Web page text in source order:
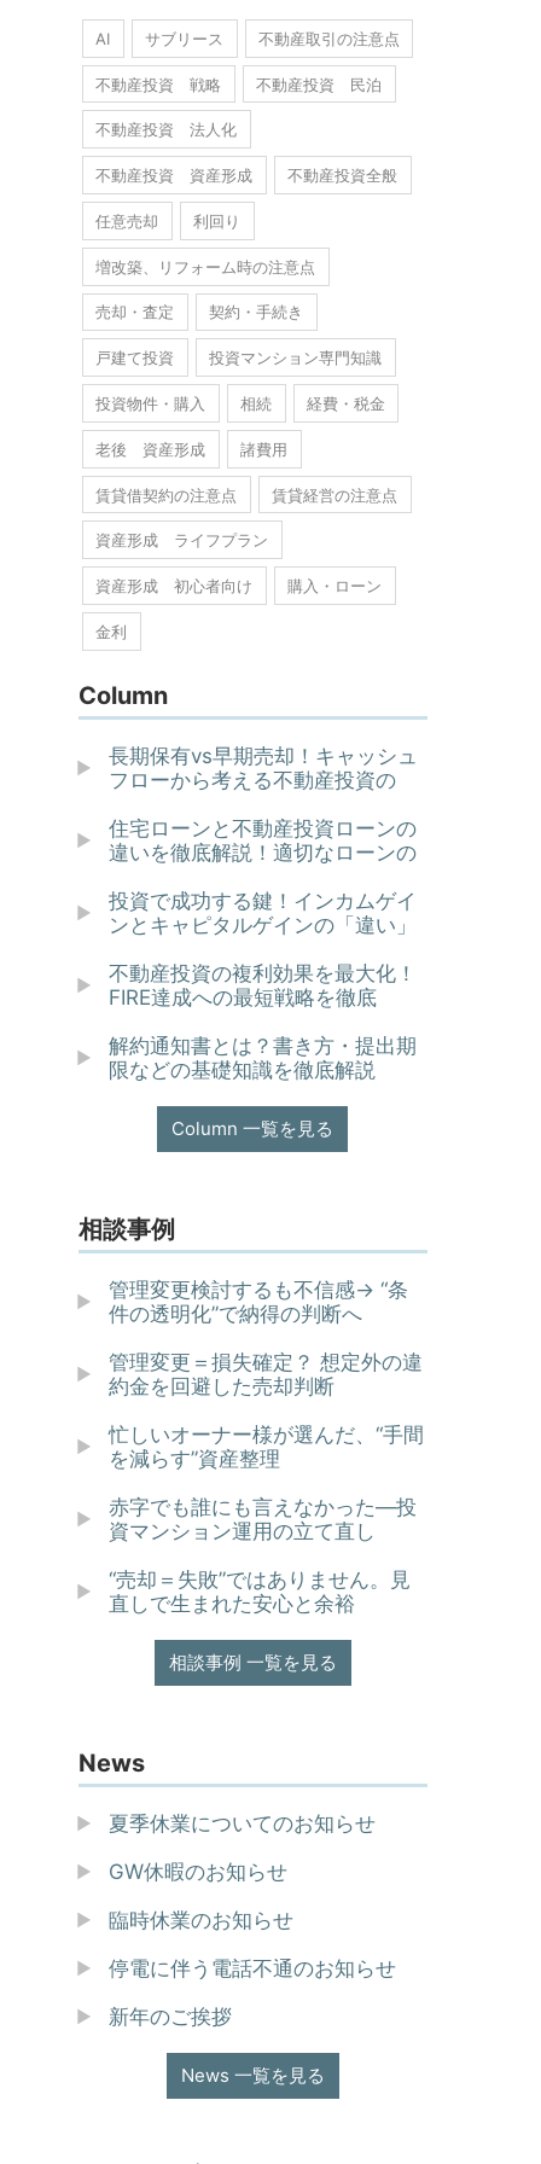
AI サブリース 不動産取引の注意点
不動産投資 戦略 不動産投資 民泊
不動産投資 法人化
不動産投資 資産形成 不動産投資全般
任意売却 利回り
増改築、リフォーム時の注意点
売却・査定 契約・手続き
戸建て投資 投資マンション専門知識
投資物件・購入 相続 経費・税金
老後 資産形成 諸費用
賃貸借契約の注意点 賃貸経営の注意点
資産形成 ライフプラン
資産形成 初心者向け 購入・ローン
金利
Column
長期保有vs早期売却！キャッシュ
フローから考える不動産投資の
住宅ローンと不動産投資ローンの
違いを徹底解説！適切なローンの
投資で成功する鍵！インカムゲイ
ンとキャピタルゲインの「違い」
不動産投資の複利効果を最大化！
FIRE達成への最短戦略を徹底
解約通知書とは？書き方・提出期
限などの基礎知識を徹底解説
Column 一覧を見る
相談事例
管理変更検討するも不信感→ “条
件の透明化”で納得の判断へ
管理変更＝損失確定？ 想定外の違
約金を回避した売却判断
忙しいオーナー様が選んだ、“手間
を減らす”資産整理
赤字でも誰にも言えなかった—投
資マンション運用の立て直し
“売却＝失敗”ではありません。見
直しで生まれた安心と余裕
相談事例 一覧を見る
News
夏季休業についてのお知らせ
GW休暇のお知らせ
臨時休業のお知らせ
停電に伴う電話不通のお知らせ
新年のご挨拶
News 一覧を見る